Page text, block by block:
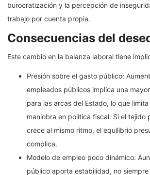
burocratización y la percepción de
trabajo por cuenta propia.
Consecuencias del
Este cambio en la balanza laboral tiene
Presión sobre el gasto público:
empleados públicos implica una
para las arcas del Estado, lo que
maniobra en política fiscal. Si el tejido
crece al mismo ritmo, el equilibrio
complica.
Modelo de empleo poco dinámico:
público aporta estabilidad, no